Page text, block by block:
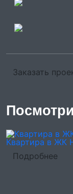
Заказать
Квартира в ЖК
Подробнее